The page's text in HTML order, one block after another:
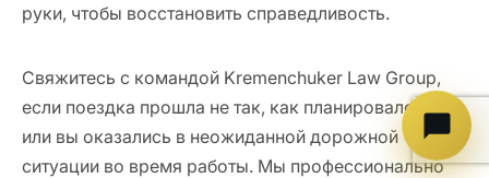
руки, чтобы восстановить справедливость.
Свяжитесь с командой Kremenchuker Law Group,
если поездка прошла не так, как планировалось,
или вы оказались в неожиданной дорожной
ситуации во время работы. Мы профессионально